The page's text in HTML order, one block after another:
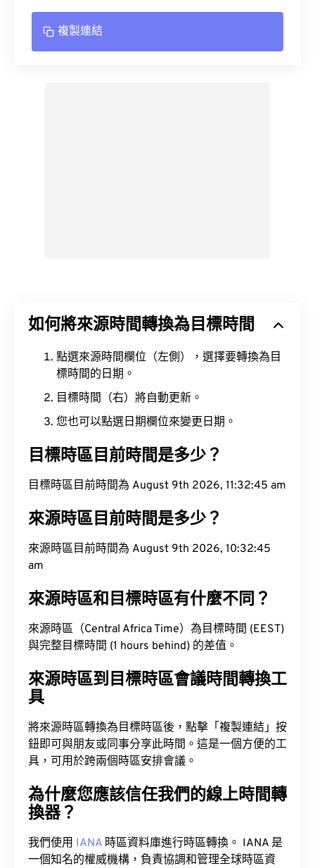
複製連結
如何將來源時間轉換為目標時間
點選來源時間欄位（左側），選擇要轉換為目
標時間的日期。
目標時間（右）將自動更新。
您也可以點選日期欄位來變更日期。
目標時區目前時間是多少？
目標時區目前時間為 August 9th 2026, 11:32:46 am
來源時區目前時間是多少？
來源時區目前時間為 August 9th 2026, 10:32:46
am
來源時區和目標時區有什麼不同？
來源時區（Central Africa Time）為目標時間 (EEST)
與完整目標時間 (1 hours behind) 的差值。
來源時區到目標時區會議時間轉換工
具
將來源時區轉換為目標時區後，點擊「複製連結」按
鈕即可與朋友或同事分享此時間。這是一個方便的工
具，可用於跨兩個時區安排會議。
為什麼您應該信任我們的線上時間轉
換器？
我們使用 IANA 時區資料庫進行時區轉換。 IANA 是
一個知名的權威機構，負責協調和管理全球時區資